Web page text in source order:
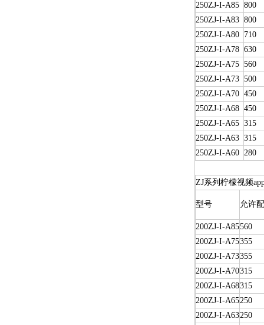
250ZJ-I-A85 800
250ZJ-I-A83 800
250ZJ-I-A80 710
250ZJ-I-A78 630
250ZJ-I-A75 560
250ZJ-I-A73 500
250ZJ-I-A70 450
250ZJ-I-A68 450
250ZJ-I-A65 315
250ZJ-I-A63 315
250ZJ-I-A60 280
ZJ系列柠檬视频
型号 允许
200ZJ-I-A85560
200ZJ-I-A75355
200ZJ-I-A73355
200ZJ-I-A70315
200ZJ-I-A68315
200ZJ-I-A65250
200ZJ-I-A63250